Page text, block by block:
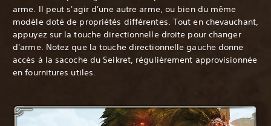
arme. Il peut s'agir d'une autre arme, ou bien du même
modèle doté de propriétés différentes. Tout en chevauchant,
appuyez sur la touche directionnelle droite pour changer
d'arme. Notez que la touche directionnelle gauche donne
accès à la sacoche du Seikret, régulièrement approvisionnée
en fournitures utiles.